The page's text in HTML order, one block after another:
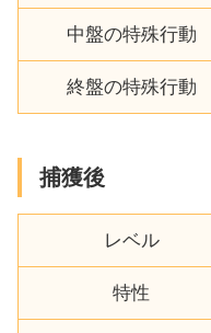
中盤の特殊行動
終盤の特殊行動
捕獲後
レベル
特性